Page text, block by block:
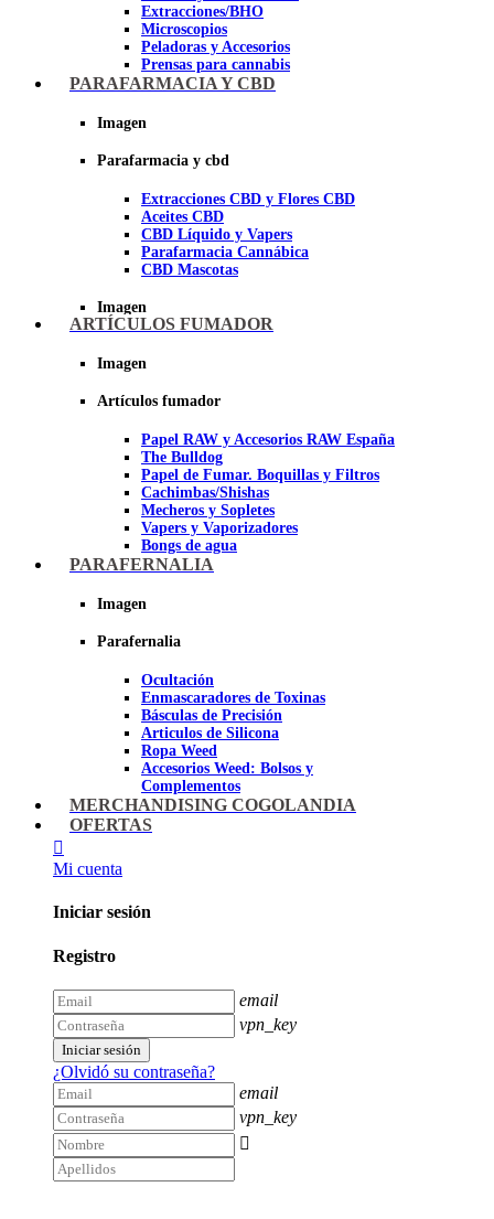
Extracciones/BHO
Microscopios
Peladoras y Accesorios
Prensas para cannabis
Secadores de cogollos
PARAFARMACIA Y CBD
Imagen
Parafarmacia y cbd
Extracciones CBD y Flores CBD
Aceites CBD
CBD Líquido y Vapers
Parafarmacia Cannábica
CBD Mascotas
Imagen
ARTÍCULOS FUMADOR
Imagen
Artículos fumador
Papel RAW y Accesorios RAW España
The Bulldog
Papel de Fumar. Boquillas y Filtros
Cachimbas/Shishas
Mecheros y Sopletes
Vapers y Vaporizadores
Bongs de agua
Bandejas para liar
Ceniceros para Fumadores
Pipas BHO
Dabbers
Imagen
PARAFERNALIA
Imagen
Parafernalia
Ocultación
Enmascaradores de Toxinas
Básculas de Precisión
Articulos de Silicona
Ropa Weed
Accesorios Weed: Bolsos y
Complementos
Cannabuds
Inciensos
MERCHANDISING COGOLANDIA
OFERTAS
Mi cuenta
Iniciar sesión
Registro
email
vpn_key
Iniciar sesión
¿Olvidó su contraseña?
email
vpn_key
